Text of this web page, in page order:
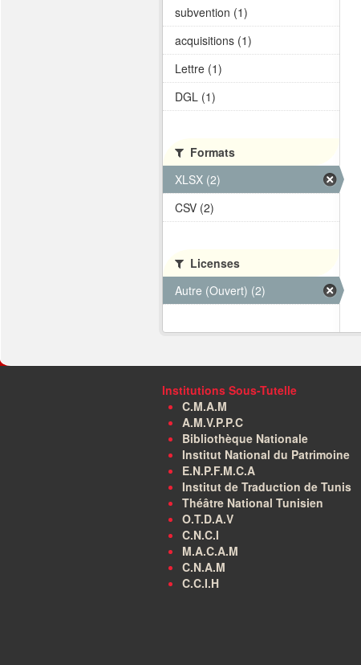
subvention (1)
acquisitions (1)
Lettre (1)
DGL (1)
Formats
XLSX (2)
CSV (2)
Licenses
Autre (Ouvert) (2)
Institutions Sous-Tutelle
C.M.A.M
A.M.V.P.P.C
Bibliothèque Nationale
Institut National du Patrimoine
E.N.P.F.M.C.A
Institut de Traduction de Tunis
Théâtre National Tunisien
O.T.D.A.V
C.N.C.I
M.A.C.A.M
C.N.A.M
C.C.I.H